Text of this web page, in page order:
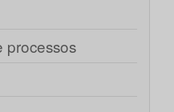
processos